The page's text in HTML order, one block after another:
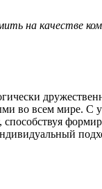
на качестве
во всем мире. С